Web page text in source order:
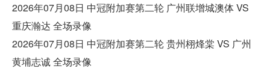
2026年07月08日 中冠附加赛第二轮 广州联增城澳体 VS
重庆瀚达 全场录像
2026年07月08日 中冠附加赛第二轮 贵州栩烽棠 VS 广州
黄埔志诚 全场录像